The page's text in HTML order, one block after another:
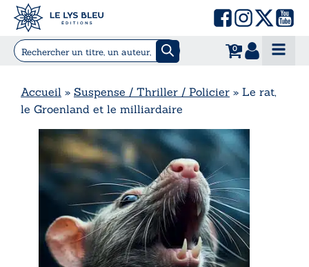
0
Accueil » Suspense / Thriller / Policier » Le rat,
le Groenland et le milliardaire